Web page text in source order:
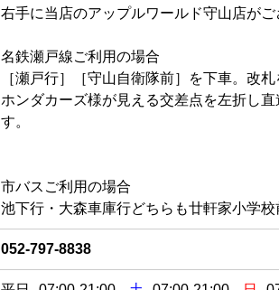
右手に当店のアップルワールド守山店がご
名鉄瀬戸線ご利用の場合
［瀬戸行］［守山自衛隊前］を下車。改
ホンダカーズ様が見える交差点を左折し
す。
市バスご利用の場合
052-797-8838